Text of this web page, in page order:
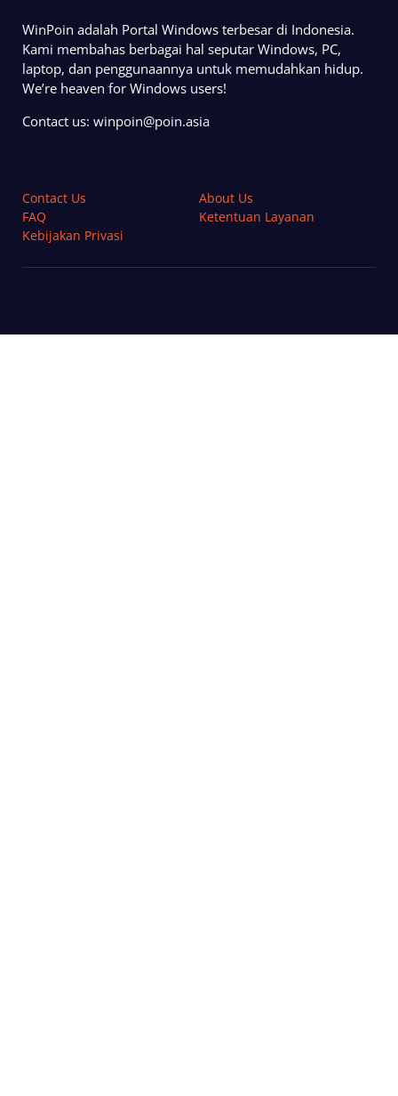
WinPoin adalah Portal Windows terbesar di Indonesia.
Kami membahas berbagai hal seputar Windows, PC,
laptop, dan penggunaannya untuk memudahkan hidup.
We’re heaven for Windows users!
Contact us: winpoin@poin.asia
Contact Us
About Us
FAQ
Ketentuan Layanan
Kebijakan Privasi